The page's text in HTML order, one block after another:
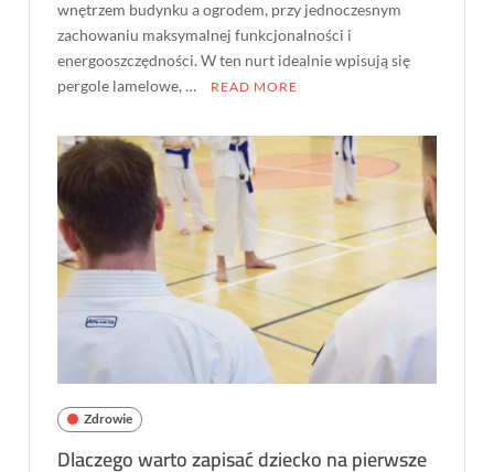
wnętrzem budynku a ogrodem, przy jednoczesnym
zachowaniu maksymalnej funkcjonalności i
energooszczędności. W ten nurt idealnie wpisują się
pergole lamelowe, …
READ MORE
Zdrowie
Dlaczego warto zapisać dziecko na pierwsze